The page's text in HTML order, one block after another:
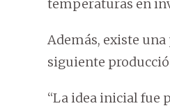
temperaturas en
Además, existe
siguiente
“La idea inicial fue